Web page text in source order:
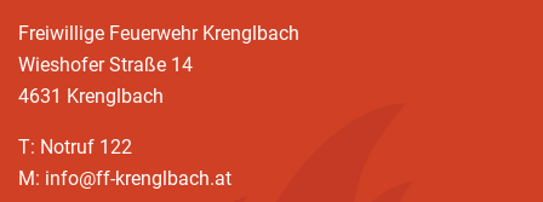
Freiwillige Feuerwehr Krenglbach
Wieshofer Straße 14
4631 Krenglbach
T: Notruf 122
M: info@ff-krenglbach.at